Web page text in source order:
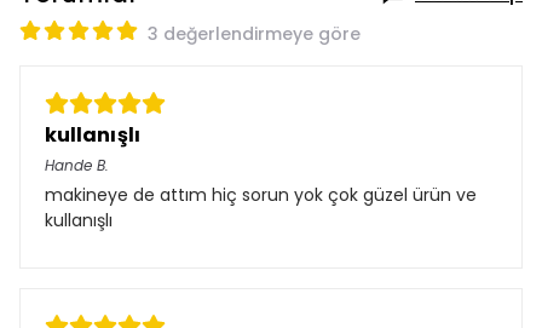
3 değerlendirmeye göre
kullanışlı
Hande B.
makineye de attım hiç sorun yok çok güzel ürün ve
kullanışlı